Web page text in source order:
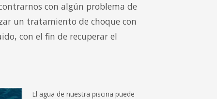
con algún problema de
un tratamiento de choque con
con el fin de recuperar el
El agua de nuestra piscina puede